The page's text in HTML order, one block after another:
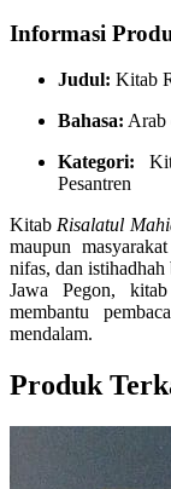
Informasi
Judul: Kitab
Bahasa: Arab
Kategori:
Pesantren
Kitab Risalatul
maupun
nifas, dan
Jawa Pegon,
membantu
mendalam.
Produk